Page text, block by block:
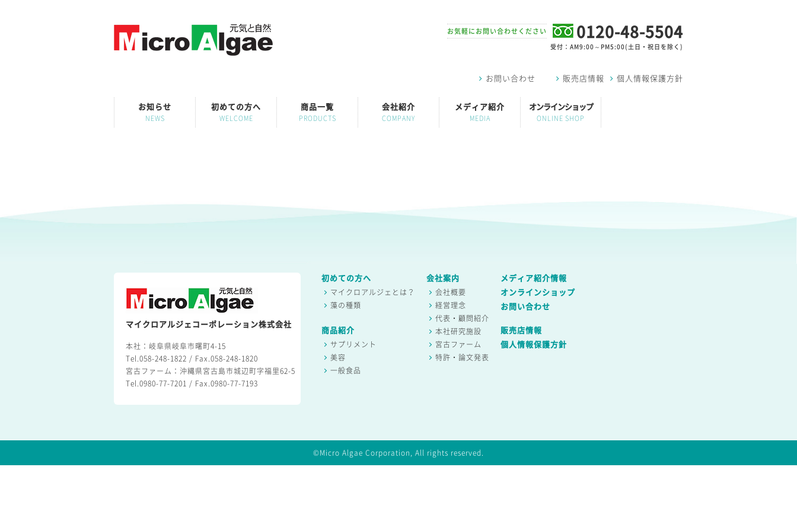
お気軽にお問い合わせください 0120-48-5504
受付：AM9:00～PM5:00(土日・祝日を除く)
お問い合わせ 販売店情報 個人情報保護方針
お知らせ
NEWS
初めての方へ
WELCOME
商品一覧
PRODUCTS
会社紹介
COMPANY
メディア紹介
MEDIA
オンラインショップ
ONLINE SHOP
マイクロアルジェコーポレーション株式会社
本社：岐阜県岐阜市曙町4-15
Tel.058-248-1822 / Fax.058-248-1820
宮古ファーム：沖縄県宮古島市城辺町字福里62-5
Tel.0980-77-7201 / Fax.0980-77-7193
初めての方へ
マイクロアルジェとは？
藻の種類
商品紹介
サプリメント
美容
一般食品
会社案内
会社概要
経営理念
代表・顧問紹介
本社研究施設
宮古ファーム
特許・論文発表
メディア紹介情報
オンラインショップ
お問い合わせ
販売店情報
個人情報保護方針
©Micro Algae Corporation, All rights reserved.